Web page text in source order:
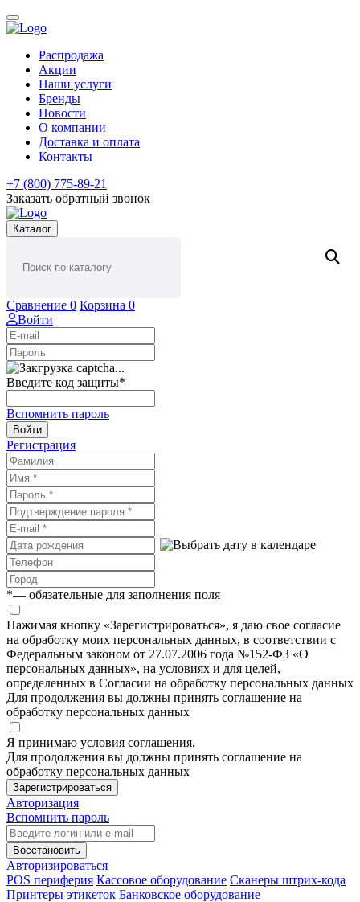
Распродажа
Акции
Наши услуги
Бренды
Новости
О компании
Доставка и оплата
Контакты
+7 (800) 775-89-21
Заказать обратный звонок
Каталог
Сравнение 0 Корзина 0
Войти
Введите код защиты*
Вспомнить пароль
Войти
Регистрация
*— обязательные для заполнения поля
Нажимая кнопку «Зарегистрироваться», я даю свое согласие
на обработку моих персональных данных, в соответствии с
Федеральным законом от 27.07.2006 года №152-ФЗ «О
персональных данных», на условиях и для целей,
определенных в Согласии на обработку персональных данных
Для продолжения вы должны принять соглашение на
обработку персональных данных
Я принимаю условия соглашения.
Для продолжения вы должны принять соглашение на
обработку персональных данных
Зарегистрироваться
Авторизация
Вспомнить пароль
Восстановить
Авторизироваться
POS периферия Кассовое оборудование Сканеры штрих-кода
Принтеры этикеток Банковское оборудование